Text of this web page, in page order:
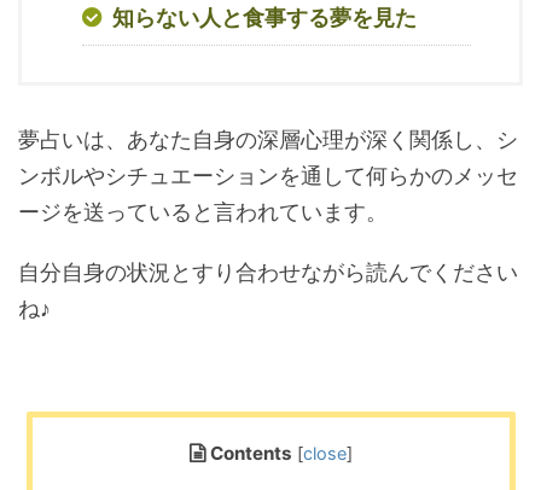
知らない人と食事する夢を見た
夢占いは、あなた自身の深層心理が深く関係し、シ
ンボルやシチュエーションを通して何らかのメッセ
ージを送っていると言われています。
自分自身の状況とすり合わせながら読んでください
ね♪
Contents [close]